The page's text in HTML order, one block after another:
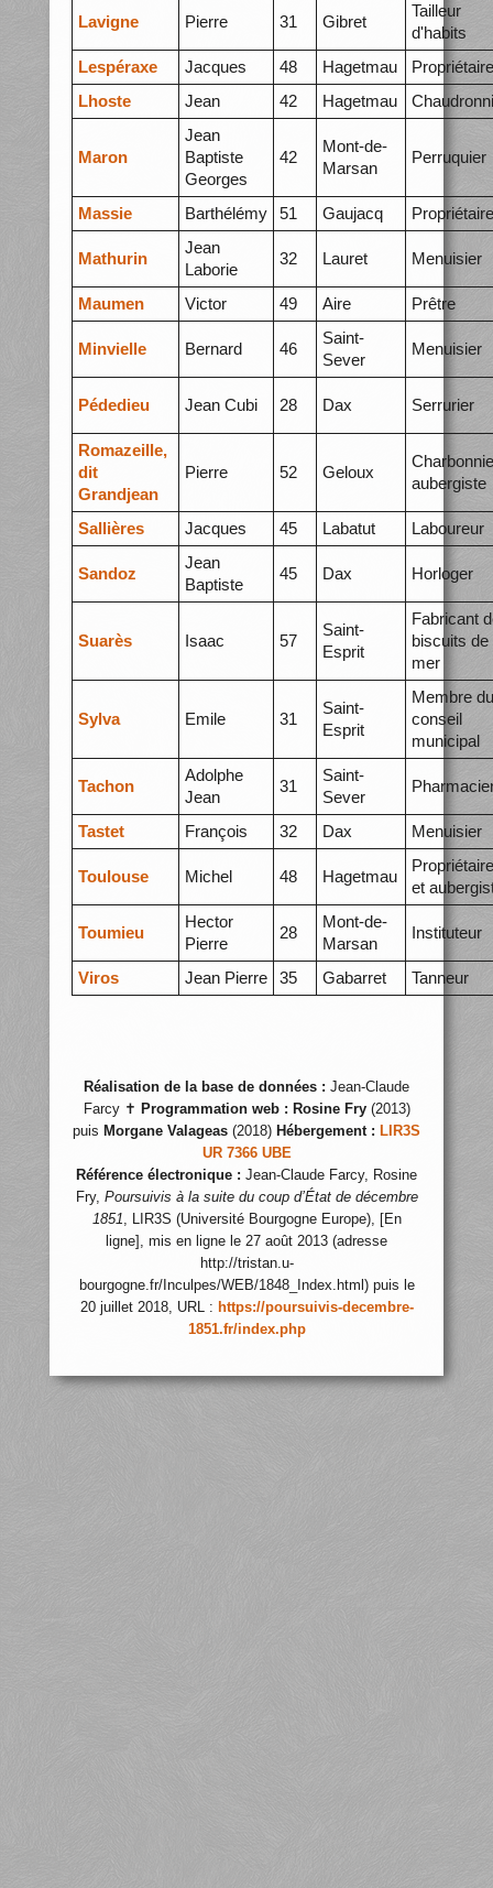
Lavigne Pierre 31 Gibret
Tailleur
d'habits
Lespéraxe
Jacques 48 Hagetmau
Propriétaire
Lhoste
Jean 42 Hagetmau
Maron
Jean
Baptiste
Georges
42
Mont-de-
Marsan
Perruquier
Massie Barthélémy 51 Gaujacq Propriétaire
Mathurin
Jean
Laborie
32 Lauret Menuisier
Maumen Victor 49 Aire Prêtre
Minvielle Bernard 46
Saint-
Sever
Menuisier
Pédedieu Jean Cubi 28 Dax Serrurier
Romazeille,
dit
Grandjean
Pierre 52 Geloux
aubergiste
Sallières Jacques 45 Labatut Laboureur
Sandoz
Jean
Baptiste
45 Dax Horloger
Suarès Isaac 57
Saint-
Esprit
Fabricant
biscuits de
mer
Sylva Emile 31
Saint-
Esprit
Membre du
conseil
municipal
Tachon
Adolphe
Jean
31
Saint-
Sever
Tastet François 32 Dax Menuisier
Toulouse Michel 48 Hagetmau
Propriétaire
et
Toumieu
Hector
Pierre
28
Mont-de-
Marsan
Instituteur
Viros Jean Pierre 35 Gabarret Tanneur
Réalisation de la base de données : Jean-Claude
Farcy ✝ Programmation web : Rosine Fry(2013)
puis Morgane Valageas (2018) Hébergement : LIR3S
UR 7366 UBE
Référence électronique : Jean-Claude Farcy, Rosine
Fry, Poursuivis à la suite du coup d’État de décembre
1851, LIR3S (Université Bourgogne Europe), [En
ligne], mis en ligne le 27 août 2013 (adresse
http://tristan.u-
bourgogne.fr/Inculpes/WEB/1848_Index.html) puis le
20 juillet 2018, URL : https://poursuivis-decembre-
1851.fr/index.php